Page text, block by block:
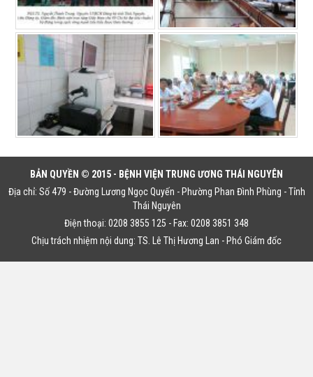
BẢN QUYỀN © 2015 - BỆNH VIỆN TRUNG ƯƠNG THÁI NGUYÊN
Địa chỉ: Số 479 - Đường Lương Ngọc Quyến - Phường Phan Đình Phùng - Tỉnh
Thái Nguyên
Điện thoại: 0208 3855 125 - Fax: 0208 3851 348
Chịu trách nhiệm nội dung: TS. Lê Thị Hương Lan - Phó Giám đốc